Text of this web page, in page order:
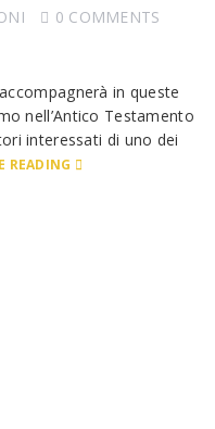
0 COMMENTS
in queste
nell’Antico Testamento
interessati di uno dei
READING